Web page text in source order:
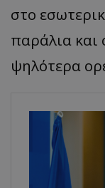
στο
παράλια και
ψηλότερα